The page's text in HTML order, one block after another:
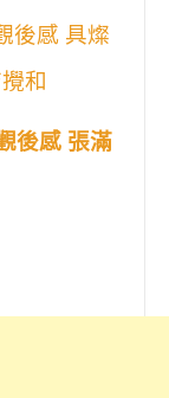
後感 具燦
和
後感 張滿